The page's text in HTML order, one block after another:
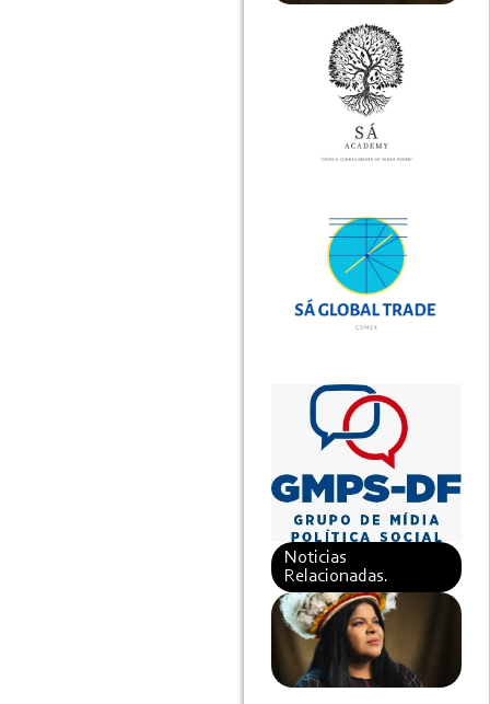
Noticias
Relacionadas.